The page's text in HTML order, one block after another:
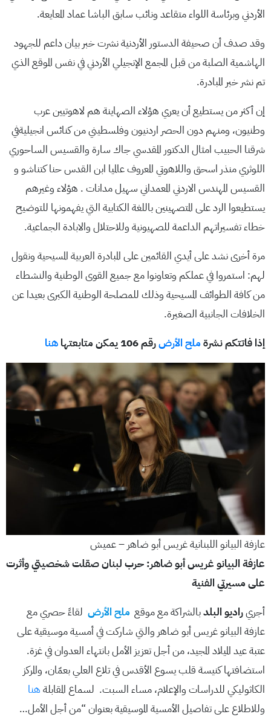
الأردني وبرئاسة اللواء متقاعد ونائب سابق الباشا عماد المعايعة.
وقد صدف أن صحيفة الدستور الأردنية نشرت خبر بيان داعم للجهود
الهاشمية الصلبة من قبل المجمع الإنجيلي الأردني في نفس الموقع الذي
تم نشر خبر المبادرة.
إن أكثر من يستطيع أن يعري هؤلاء الصهاينة هم لاهوتيين عرب
وطنيون، ومنهم دون الحصر اردنيون وفلسطيني من كنائس انجيليةفي
شرقنا الحبيب امثال الدكتور المقدسي جاك سارة والقسيس الساحوري
اللوثري منذر اسحق واللاهوتي المعروف عالميا ابن القدس حنا كتناشو و
القسيس المهندس الاردني المعمداني سهيل مدانات . هؤلاء وغيرهم
يستطيعوا الرد على المتصهينين باللغة الكتابية التي يفهمونها للتوضيح
خطاء تفسيراتهم الداعمة للصهيونية وللاحتلال والابادة الجماعية.
مرة أخرى نشد على أيدي القائمين على المبادرة العربية المسيحية ونقول
لهم: استمروا في عملكم وتعاونوا مع جميع القوى الوطنية والنشطاء
من كافة الطوائف المسيحية وذلك للمصلحة الوطنية الكبرى بعيدا عن
الخلافات الجانبية الصغيرة.
إذا فاتتكم نشرةملح الأرضرقم 106 يمكن متابعتها هنا
عازفة البيانو اللبنانية غريس أبو ضاهر – عميش
عازفة البيانو غريس أبو ضاهر: حرب لبنان صقلت شخصيتي وأثرت
على مسيرتي الفنية
أجريراديو البلدبالشراكة مع موقع ملح الأرض لقاءً حصري مع
عازفة البيانو غريس أبو ضاهر والتي شاركت في أمسية موسيقية على
عتبة عيد الميلاد المجيد، من أجل تعزيز الأمل بانتهاء العدوان في غزة.
استضافتها كنيسة قلب يسوع الأقدس في تلاع العلي بعمّان، والمركز
الكاثوليكي للدراسات والإعلام، مساء السبت. لسماع المقابلة هنا
وللاطلاع على تفاصيل الأمسية الموسيقية بعنوان “من أجل الأمل…